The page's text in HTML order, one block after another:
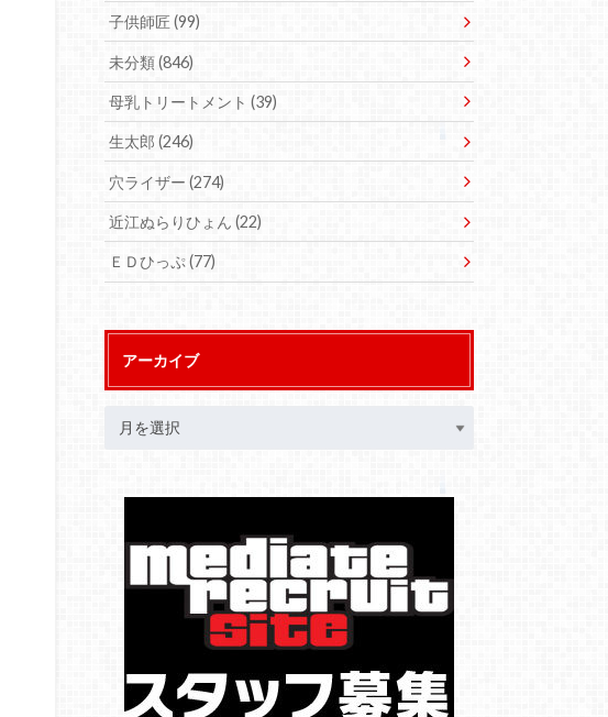
子供師匠(99)
未分類(846)
母乳トリートメント(39)
生太郎(246)
穴ライザー(274)
近江ぬらりひょん(22)
ＥＤひっぷ(77)
アーカイブ